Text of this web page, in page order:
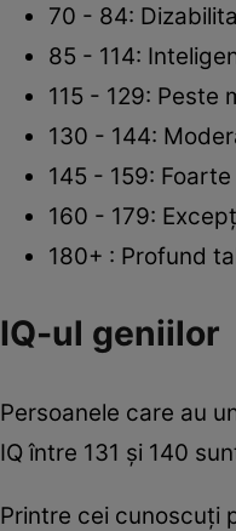
70 - 84:
85 - 114:
115 - 129: Peste
130 - 144:
145 - 159:
160 - 179:
180+ : Profund
IQ-ul geniilor
Persoanele care au
IQ între 131 și 140
Printre cei cunoscuți